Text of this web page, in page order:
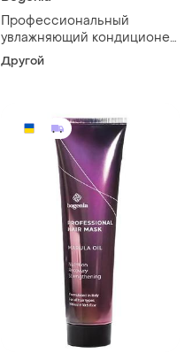
Профессиональный
увлажняющий кондиционер
для волос bogenia marula oil
400 мл
Другой